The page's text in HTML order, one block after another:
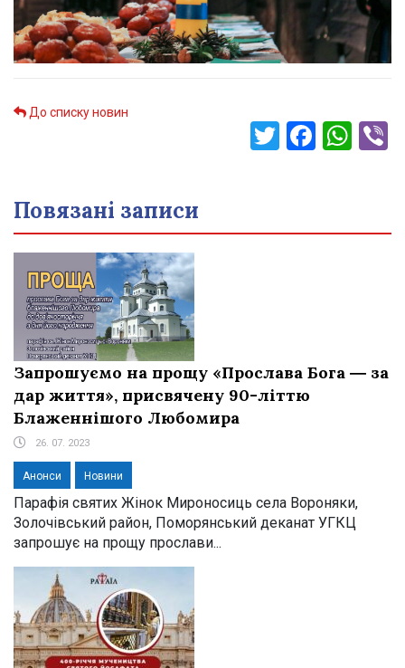
До списку новин
Twitter
Повязані записи
Запрошуємо на прощу «Прослава Бога ― за
дар життя», присвячену 90-літтю
Блаженнішого Любомира
26. 07. 2023
Анонси Новини
Парафія святих Жінок Мироносиць села Вороняки,
Золочівський район, Поморянський деканат УГКЦ
запрошує на прощу прослави...